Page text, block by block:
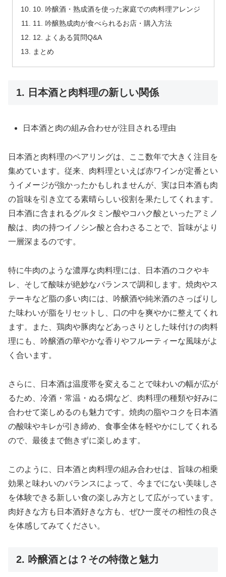
10. 吟醸酒・熟成酒を使った家庭での肉料理アレンジ
11. 吟醸熟成肉が食べられるお店・購入方法
12. よくある質問Q&A
まとめ
1. 日本酒と肉料理の新しい関係
日本酒と肉の組み合わせが注目される理由
日本酒と肉料理のペアリングは、ここ数年で大きく注目を
集めています。従来、肉料理といえば赤ワインが定番とい
うイメージが強かったかもしれませんが、実は日本酒も肉
の旨味を引き立てる素晴らしい役割を果たしてくれます。
日本酒に含まれるグルタミン酸やコハク酸といったアミノ
酸は、肉の持つイノシン酸と合わさることで、旨味がより
一層深まるのです。
特に牛肉のような濃厚な肉料理には、日本酒のコクやキ
レ、そして酸味が絶妙なバランスで調和します。焼肉やス
テーキなど脂の多い肉には、吟醸酒や純米酒のさっぱりし
た味わいが脂をリセットし、口の中を爽やかに整えてくれ
ます。また、鶏肉や豚肉などあっさりとした味付けの肉料
理にも、吟醸酒の華やかな香りやフルーティーな風味がよ
く合います。
さらに、日本酒は温度帯を変えることで味わいの幅が広が
るため、冷酒・常温・ぬる燗など、肉料理の種類や好みに
合わせて楽しめるのも魅力です。焼肉の脂やコクを日本酒
の酸味やキレが引き締め、食事全体を軽やかにしてくれる
ので、最後まで飽きずに楽しめます。
このように、日本酒と肉料理の組み合わせは、旨味の相乗
効果と味わいのバランスによって、今までにない美味しさ
を体験できる新しい食の楽しみ方として広がっています。
肉好きな方も日本酒好きな方も、ぜひ一度その相性の良さ
を体感してみてください。
2. 吟醸酒とは？その特徴と魅力